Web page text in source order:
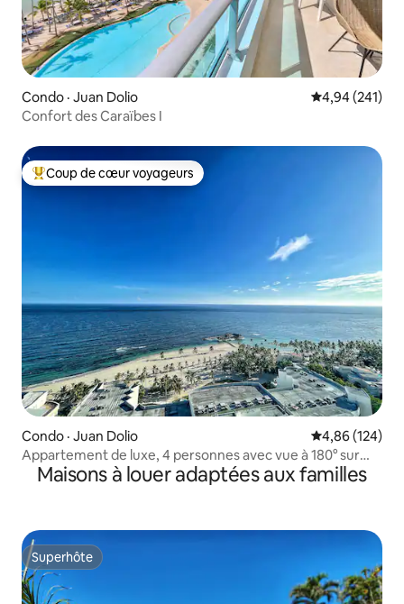
Condo · Juan Dolio Note
4,94 (241)
Confort des Caraïbes I
Coup de cœur voyageurs parmi les plus aimés
Coup de cœur voyageurs
Condo · Juan Dolio Note
4,86 (124)
Appartement de luxe, 4 personnes avec vue à 180° sur
l'océan, 19e étage
Maisons à louer adaptées aux familles
Superhôte
Superhôte